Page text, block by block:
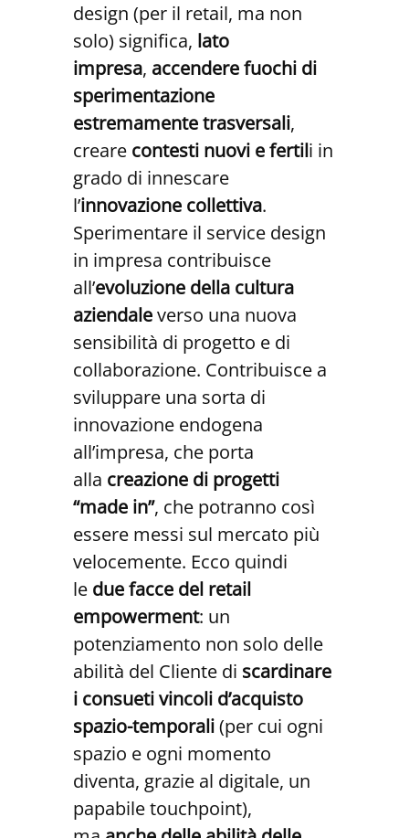
design (per il retail, ma non
solo) significa, lato
impresa, accendere fuochi di
sperimentazione
estremamente trasversali,
creare contesti nuovi e fertili in
grado di innescare
l’innovazione collettiva.
Sperimentare il service design
in impresa contribuisce
all’evoluzione della cultura
aziendaleverso una nuova
sensibilità di progetto e di
collaborazione. Contribuisce a
sviluppare una sorta di
innovazione endogena
all’impresa, che porta
alla creazione di progetti
“made in”, che potranno così
essere messi sul mercato più
velocemente. Ecco quindi
le due facce del retail
empowerment: un
potenziamento non solo delle
abilità del Cliente di scardinare
i consueti vincoli d’acquisto
spazio-temporali(per cui ogni
spazio e ogni momento
diventa, grazie al digitale, un
papabile touchpoint),